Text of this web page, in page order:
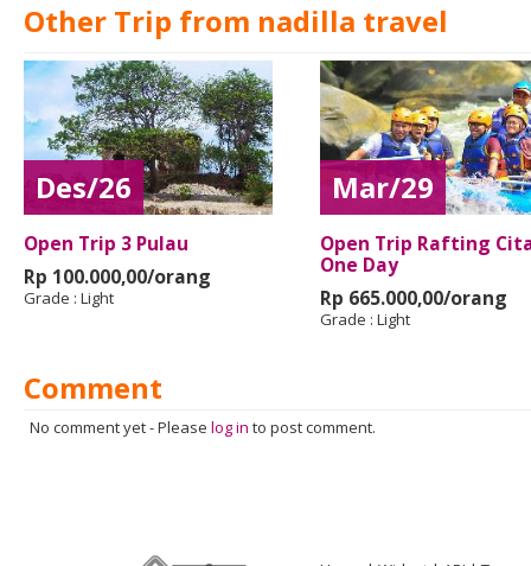
Other Trip from nadilla travel
Des/26
Open Trip 3 Pulau
Rp 100.000,00/orang
Grade : Light
Mar/29
Open Trip Rafting
One Day
Rp 665.000,00/orang
Grade : Light
Comment
No comment yet-Please log in to post comment.